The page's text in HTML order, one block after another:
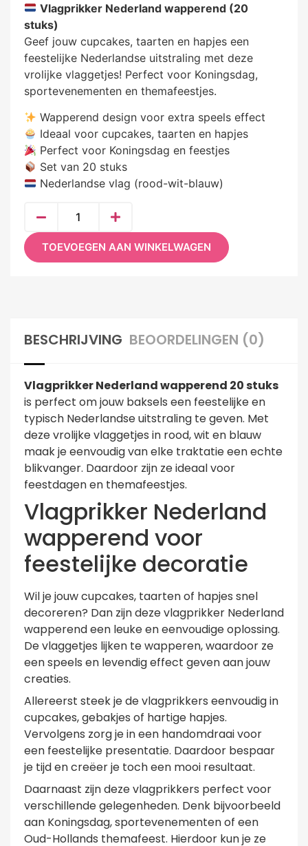
Vlagprikker Nederland wapperend (20
stuks)
Geef jouw cupcakes, taarten en hapjes een
feestelijke Nederlandse uitstraling met deze
vrolijke vlaggetjes! Perfect voor Koningsdag,
sportevenementen en themafeestjes.
Wapperend design voor extra speels effect
Ideaal voor cupcakes, taarten en hapjes
Perfect voor Koningsdag en feestjes
Set van 20 stuks
Nederlandse vlag (rood-wit-blauw)
TOEVOEGEN AAN WINKELWAGEN
BESCHRIJVING BEOORDELINGEN (0)
Vlagprikker Nederland wapperend 20 stuks
is perfect om jouw baksels een feestelijke en
typisch Nederlandse uitstraling te geven. Met
deze vrolijke vlaggetjes in rood, wit en blauw
maak je eenvoudig van elke traktatie een echte
blikvanger. Daardoor zijn ze ideaal voor
feestdagen en themafeestjes.
Vlagprikker Nederland
wapperend voor
feestelijke decoratie
Wil je jouw cupcakes, taarten of hapjes snel
decoreren? Dan zijn deze vlagprikker Nederland
wapperend een leuke en eenvoudige oplossing.
De vlaggetjes lijken te wapperen, waardoor ze
een speels en levendig effect geven aan jouw
creaties.
Allereerst steek je de vlagprikkers eenvoudig in
cupcakes, gebakjes of hartige hapjes.
Vervolgens zorg je in een handomdraai voor
een feestelijke presentatie. Daardoor bespaar
je tijd en creëer je toch een mooi resultaat.
Daarnaast zijn deze vlagprikkers perfect voor
verschillende gelegenheden. Denk bijvoorbeeld
aan Koningsdag, sportevenementen of een
Oud-Hollands themafeest. Hierdoor kun je ze